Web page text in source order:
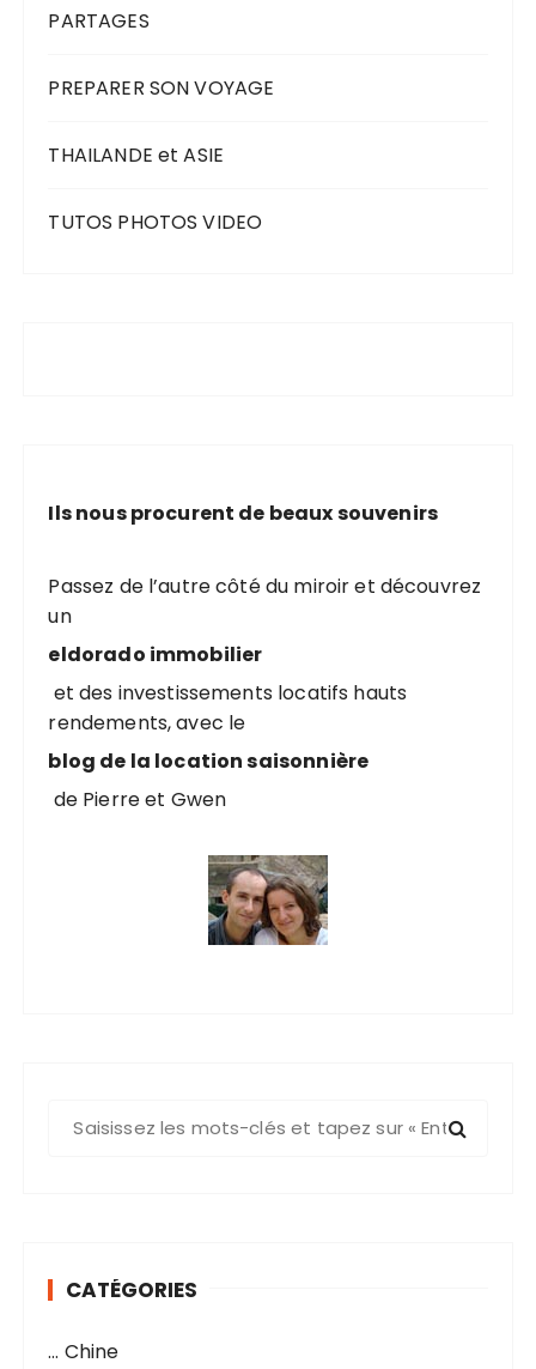
PARTAGES
PREPARER SON VOYAGE
THAILANDE et ASIE
TUTOS PHOTOS VIDEO
Ils nous procurent de beaux souvenirs
Passez de l’autre côté du miroir et découvrez
un
eldorado immobilier
et des investissements locatifs hauts
rendements, avec le
blog de la location saisonnière
de Pierre et Gwen
e
CATÉGORIES
… Chine